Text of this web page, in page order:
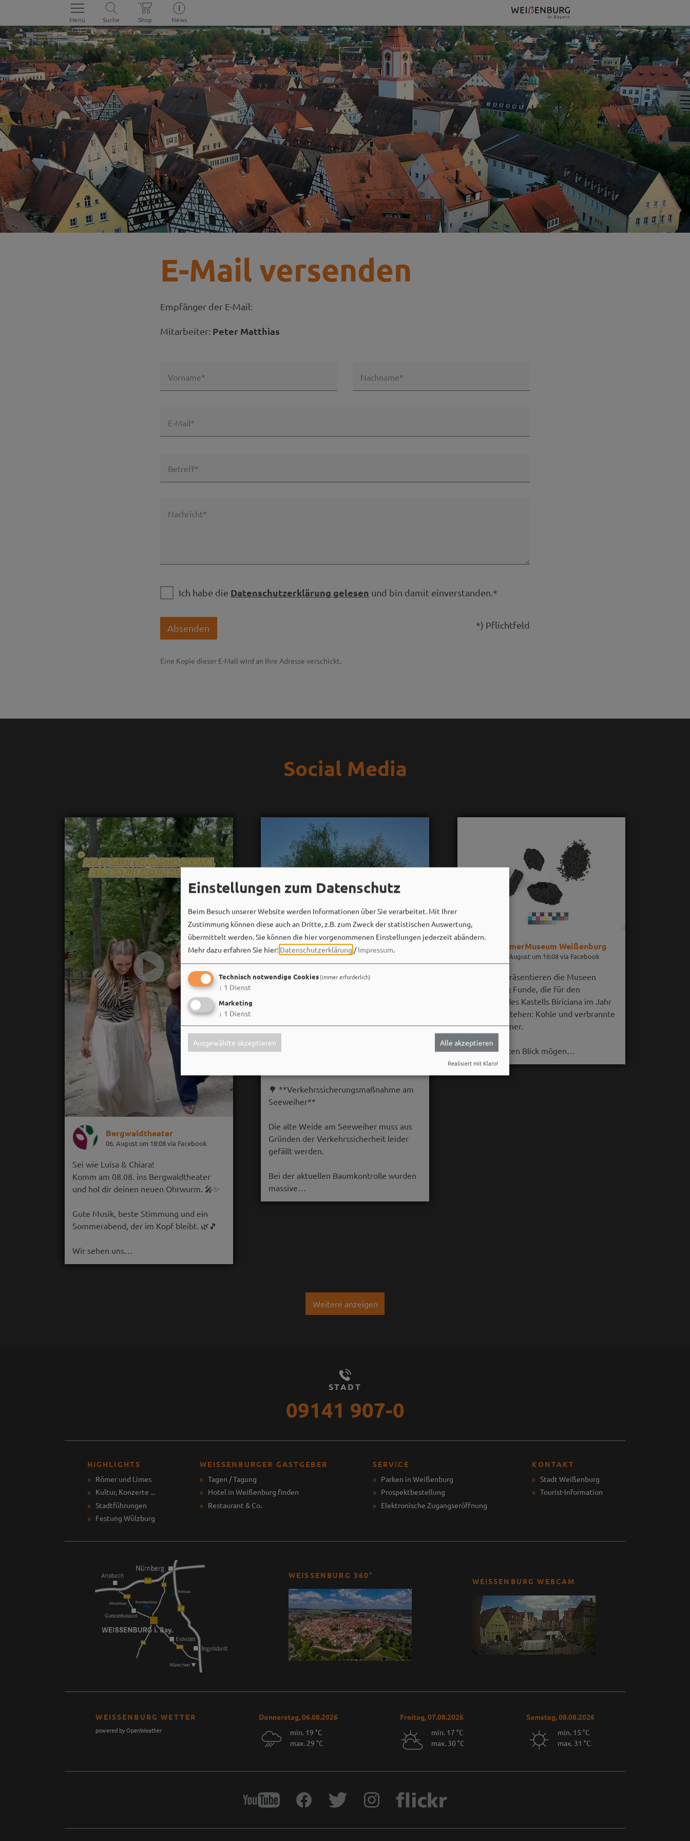
Menü Suche Shop News
E-Mail versenden
Empfänger der E-Mail:
Mitarbeiter: Peter Matthias
Vorname* Nachname*
E-Mail*
Betreff*
Nachricht*
Ich habe die Datenschutzerklärung gelesen und bin damit einverstanden.*
Absenden *) Pflichtfeld
Eine Kopie dieser E-Mail wird an Ihre Adresse verschickt.
Social Media
Bergwaldtheater
06. August um 18:08 via Facebook
Sei wie Luisa & Chiara!
Komm am 08.08. ins Bergwaldtheater
und hol dir deinen neuen Ohrwurm. 🎤✨
Gute Musik, beste Stimmung und ein
Sommerabend, der im Kopf bleibt. 🌿🎵
Wir sehen uns…
🌳 **Verkehrssicherungsmaßnahme am
Seeweiher**
Die alte Weide am Seeweiher muss aus
Gründen der Verkehrssicherheit leider
gefällt werden.
Bei der aktuellen Baumkontrolle wurden
massive…
RömerMuseum Weißenburg
06. August um 16:08 via Facebook
Im August präsentieren die Museen
Weißenburg Funde, die für den
Untergang des Kastells Biriciana im Jahr
254 n. Chr. stehen: Kohle und verbrannte
Getreidekörner.
Auf den ersten Blick mögen…
Weitere anzeigen
STADT
09141 907-0
HIGHLIGHTS
Römer und Limes
Kultur, Konzerte ...
Stadtführungen
Festung Wülzburg
WEISSENBURGER GASTGEBER
Tagen / Tagung
Hotel in Weißenburg finden
Restaurant & Co.
SERVICE
Parken in Weißenburg
Prospektbestellung
Elektronische Zugangseröffnung
KONTAKT
Stadt Weißenburg
Tourist-Information
WEISSENBURG 360°
WEISSENBURG WEBCAM
WEISSENBURG WETTER
powered by OpenWeather
Donnerstag, 06.08.2026
min. 19 °C
max. 29 °C
Freitag, 07.08.2026
min. 17 °C
max. 30 °C
Samstag, 08.08.2026
min. 15 °C
max. 31 °C
Einstellungen zum Datenschutz
Beim Besuch unserer Website werden Informationen über Sie verarbeitet. Mit Ihrer
Zustimmung können diese auch an Dritte, z.B. zum Zweck der statistischen Auswertung,
übermittelt werden. Sie können die hier vorgenommenen Einstellungen jederzeit abändern.
Mehr dazu erfahren Sie hier: Datenschutzerklärung /Impressum.
Technisch notwendige Cookies(immer erforderlich)
↓ 1 Dienst
Marketing
↓ 1 Dienst
Ausgewählte akzeptieren Alle akzeptieren
Realisiert mit Klaro!